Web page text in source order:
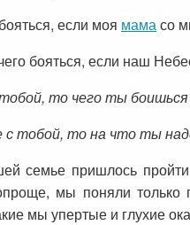
если моя мама со
бояться, если наш
то чего ты
с тобой, то на что ты
семье пришлось
мы поняли только
мы упертые и глухие